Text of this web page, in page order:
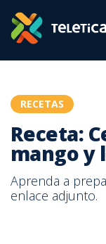
RECETAS
Receta:
mango y
Aprenda a
enlace adjunto.